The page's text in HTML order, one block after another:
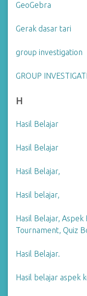
GeoGebra
Gerak dasar tari
group investigation
GROUP
H
Hasil Belajar
Hasil Belajar
Hasil Belajar,
Hasil belajar,
Hasil Belajar,
Tournament, Quiz
Hasil Belajar.
Hasil belajar aspek